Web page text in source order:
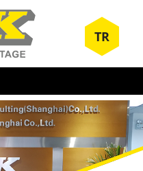
TR